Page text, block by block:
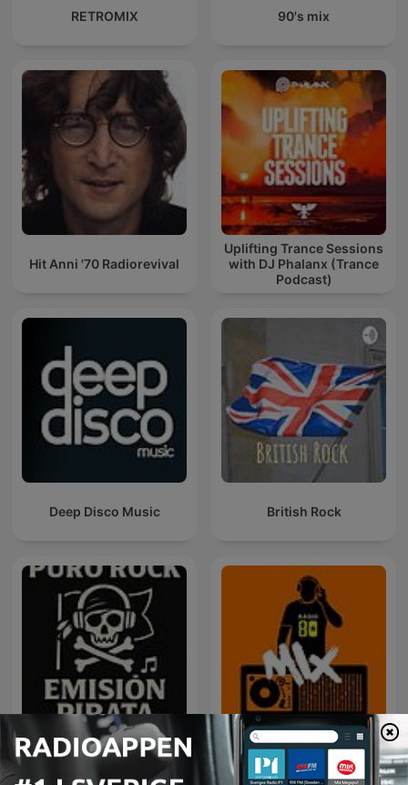
RETROMIX 90's mix
Hit Anni '70 Radiorevival
Uplifting Trance Sessions
with DJ Phalanx (Trance
Podcast)
Deep Disco Music British Rock
Rock Puro Rock - Emisión
80 mix